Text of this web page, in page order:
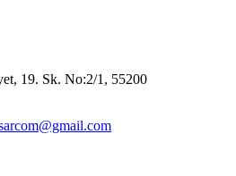
19. Sk. No:2/1, 55200